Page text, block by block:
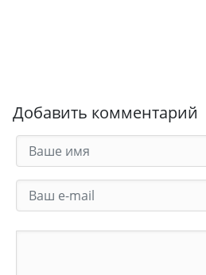
Добавить комментарий